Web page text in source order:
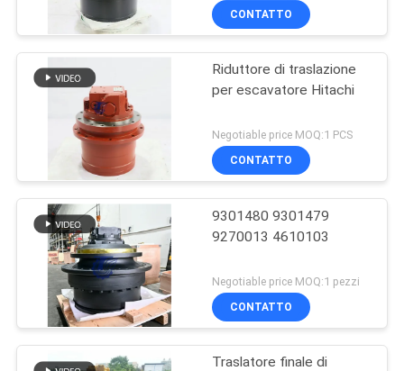
CONTATTO
Riduttore di traslazione
per escavatore Hitachi
Negotiable price MOQ:1 PCS
CONTATTO
9301480 9301479
9270013 4610103
Negotiable price MOQ:1 pezzi
CONTATTO
Traslatore finale di